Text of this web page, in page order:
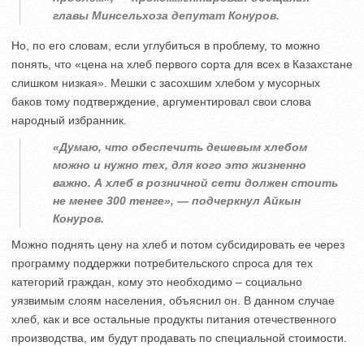
главы Минсельхоза депутат Конуров.
Но, по его словам, если углубиться в проблему, то можно
понять, что «цена на хлеб первого сорта для всех в Казахстане
слишком низкая». Мешки с засохшим хлебом у мусорных
баков тому подтверждение, аргументировал свои слова
народный избранник.
«Думаю, что обеспечить дешевым хлебом
можно и нужно тех, для кого это жизненно
важно. А хлеб в розничной сети должен стоить
не менее 300 тенге», — подчеркнул Айкын
Конуров.
Можно поднять цену на хлеб и потом субсидировать ее через
программу поддержки потребительского спроса для тех
категорий граждан, кому это необходимо – социально
уязвимым слоям населения, объяснил он. В данном случае
хлеб, как и все остальные продукты питания отечественного
производства, им будут продавать по специальной стоимости.